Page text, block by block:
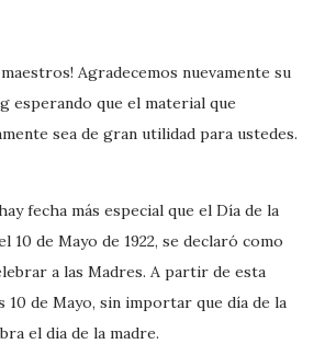
Agradecemos nuevamente su
esperando que el material que
sea de gran utilidad para ustedes.
fecha más especial que el Día de la
10 de Mayo de 1922, se declaró como
a las Madres. A partir de esta
10 de Mayo, sin importar que día de la
el dia de la madre.